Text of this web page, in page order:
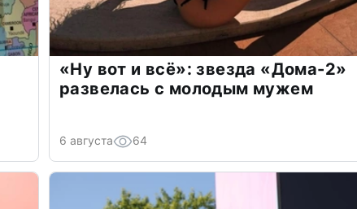
«Ну вот и всё»: звезда «Дома-2»
развелась с молодым мужем
6 августа 64